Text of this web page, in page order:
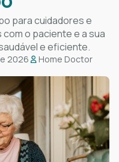
para cuidadores e
o paciente e a sua
e eficiente.
2026
Home Doctor